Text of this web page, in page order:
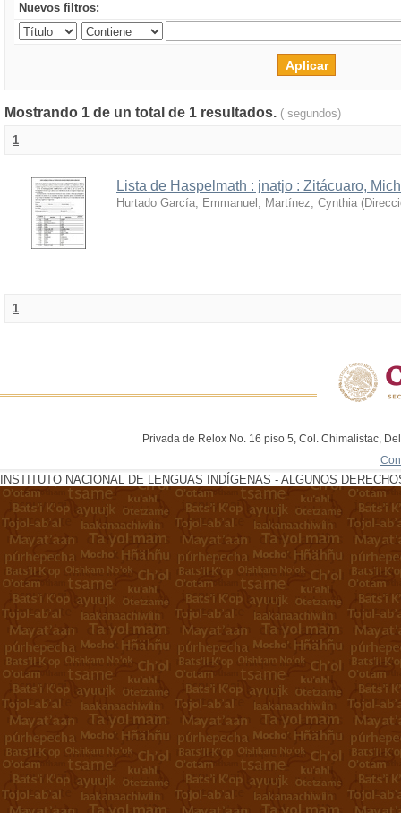
Nuevos filtros:
Mostrando 1 de un total de 1 resultados. ( segundos)
1
Lista de Haspelmath : jnatjo : Zitácuaro,
Hurtado García, Emmanuel ; Martínez, Cynthia (
1
Privada de Relox No. 16 piso 5, Col. Chimalistac,
INSTITUTO NACIONAL DE LENGUAS INDÍGENAS - ALGUNOS